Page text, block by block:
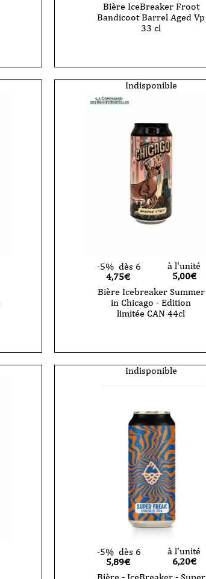
Bière IceBreaker Froot
Bandicoot Barrel Aged Vp
33 cl
Indisponible
-5% dès 6
4,75€
à l'unité
5,00€
Bière Icebreaker Summer
in Chicago - Edition
limitée CAN 44cl
Indisponible
-5% dès 6
5,89€
à l'unité
6,20€